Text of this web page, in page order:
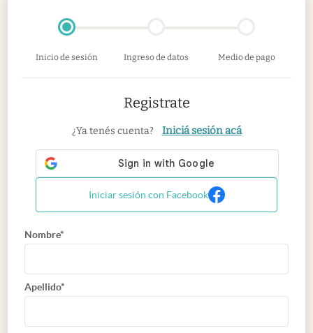
Inicio de sesión Ingreso de datos Medio de pago
Registrate
¿Ya tenés cuenta? Iniciá sesión acá
Iniciar sesión con Facebook
Nombre*
Apellido*